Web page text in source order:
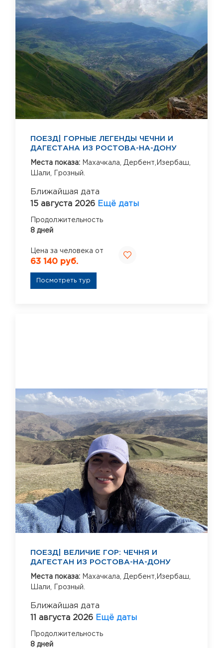
ПОЕЗД| ГОРНЫЕ ЛЕГЕНДЫ ЧЕЧНИ И
ДАГЕСТАНА ИЗ РОСТОВА-НА-ДОНУ
Места показа: Махачкала, Дербент,Изербаш,
Шали,
Грозный.
Ближайшая дата
15 августа 2026 Ещё даты
Продолжительность
8 дней
Цена за человека от
63 140 руб.
Посмотреть тур
ПОЕЗД| ВЕЛИЧИЕ ГОР: ЧЕЧНЯ И
ДАГЕСТАН ИЗ РОСТОВА-НА-ДОНУ
Места показа: Махачкала, Дербент,Изербаш,
Шали,
Грозный.
Ближайшая дата
11 августа 2026 Ещё даты
Продолжительность
8 дней